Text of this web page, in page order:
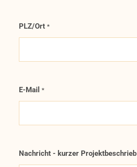
PLZ/Ort *
E-Mail *
Nachricht - kurzer Projektbeschrieb